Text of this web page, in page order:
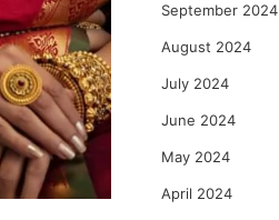
September 2024
August 2024
July 2024
June 2024
May 2024
April 2024